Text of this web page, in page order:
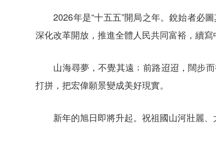
2026年是“十五五”開局之年。銳始者必圖
深化改革開放，推進全體人民共同富裕，續寫
山海尋夢，不覺其遠﹔前路迢迢，闊步而
打拼，把宏偉願景變成美好現實。
新年的旭日即將升起。祝祖國山河壯麗、